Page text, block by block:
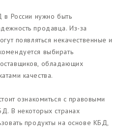
России нужно быть
продавца. Из-за
появляться некачественные и
выбирать
обладающих
качества.
ознакомиться с правовыми
В некоторых странах
продукты на основе КБД,